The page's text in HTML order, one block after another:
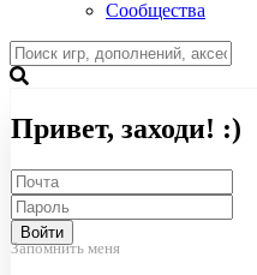
Сообщества
Привет, заходи! :)
Войти
Запомнить меня